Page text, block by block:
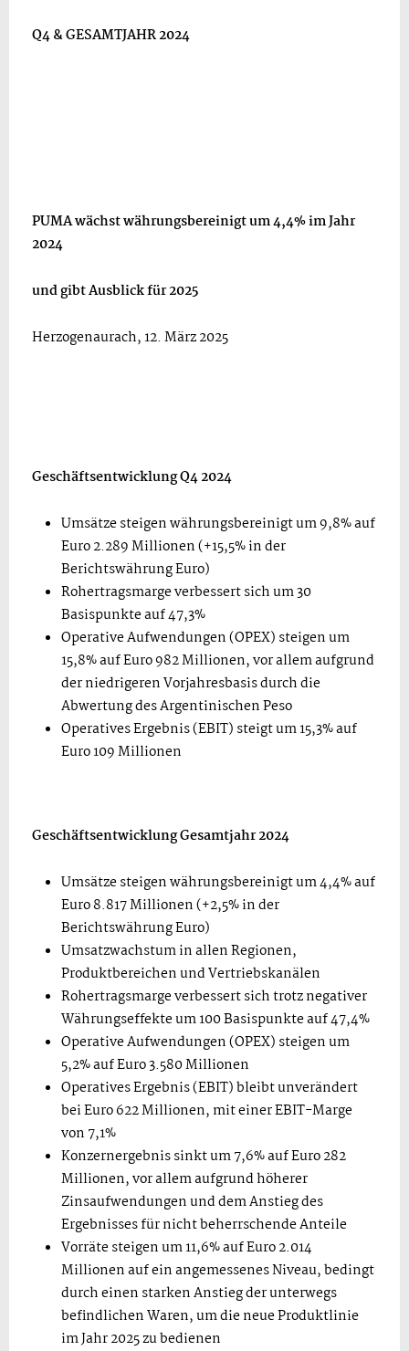
Q4 & GESAMTJAHR 2024
PUMA wächst währungsbereinigt um 4,4% im Jahr
2024
und gibt Ausblick für 2025
Herzogenaurach, 12. März 2025
Geschäftsentwicklung Q4 2024
Umsätze steigen währungsbereinigt um 9,8% auf
Euro 2.289 Millionen (+15,5% in der
Berichtswährung Euro)
Rohertragsmarge verbessert sich um 30
Basispunkte auf 47,3%
Operative Aufwendungen (OPEX) steigen um
15,8% auf Euro 982 Millionen, vor allem aufgrund
der niedrigeren Vorjahresbasis durch die
Abwertung des Argentinischen Peso
Operatives Ergebnis (EBIT) steigt um 15,3% auf
Euro 109 Millionen
Geschäftsentwicklung Gesamtjahr 2024
Umsätze steigen währungsbereinigt um 4,4% auf
Euro 8.817 Millionen (+2,5% in der
Berichtswährung Euro)
Umsatzwachstum in allen Regionen,
Produktbereichen und Vertriebskanälen
Rohertragsmarge verbessert sich trotz negativer
Währungseffekte um 100 Basispunkte auf 47,4%
Operative Aufwendungen (OPEX) steigen um
5,2% auf Euro 3.580 Millionen
Operatives Ergebnis (EBIT) bleibt unverändert
bei Euro 622 Millionen, mit einer EBIT-Marge
von 7,1%
Konzernergebnis sinkt um 7,6% auf Euro 282
Millionen, vor allem aufgrund höherer
Zinsaufwendungen und dem Anstieg des
Ergebnisses für nicht beherrschende Anteile
Vorräte steigen um 11,6% auf Euro 2.014
Millionen auf ein angemessenes Niveau, bedingt
durch einen starken Anstieg der unterwegs
befindlichen Waren, um die neue Produktlinie
im Jahr 2025 zu bedienen